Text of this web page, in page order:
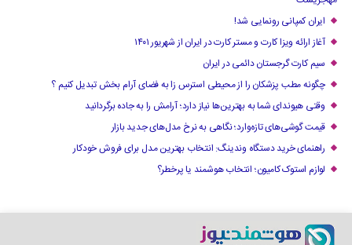
ایران کمپانی رونمایی شد!
آغاز ارائه ویزا کارت و مستر کارت در ایران از شهریور ۱۴۰۱
سیم کارت گرجستان دائمی در ایران
چگونه مطب پزشکان را از محیطی استرس زا به فضای آرام بخش تبدیل کنیم ؟
وقتی هیوندای شما به بهترین‌ها نیاز دارد؛ آرامش را به جاده برگردانید
قیمت گوشی‌های تازه‌وارد؛ نگاهی به نرخ مدل‌های جدید بازار
راهنمای خرید دستگاه وندینگ: انتخاب بهترین مدل برای فروش خودکار
لوازم استوک کامیون؛ انتخاب هوشمند یا پرخطر؟